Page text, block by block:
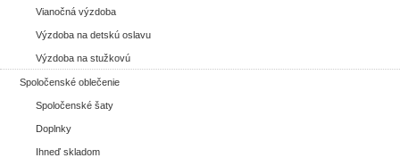
Vianočná výzdoba
Výzdoba na detskú oslavu
Výzdoba na stužkovú
Spoločenské oblečenie
Spoločenské šaty
Doplnky
Ihneď skladom